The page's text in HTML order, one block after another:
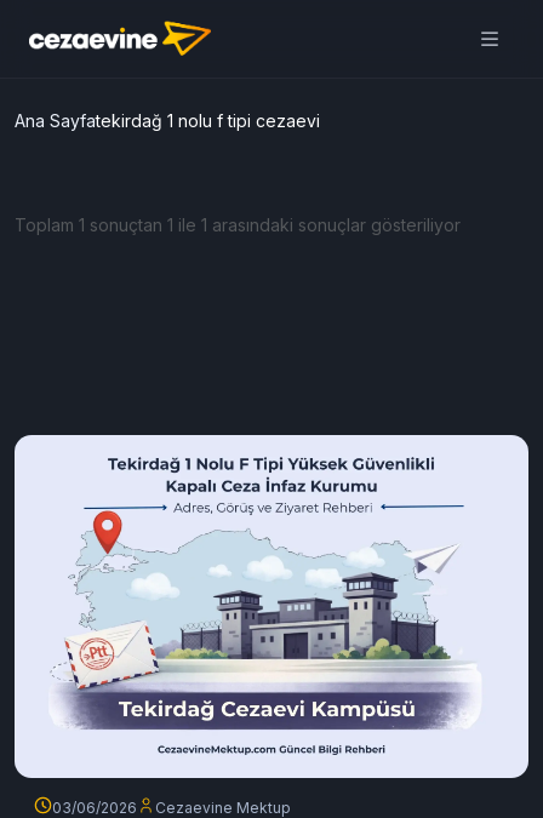
Ana Sayfatekirdağ 1 nolu f tipi cezaevi
Toplam 1 sonuçtan 1 ile 1 arasındaki sonuçlar gösteriliyor
03/06/2026 Cezaevine Mektup